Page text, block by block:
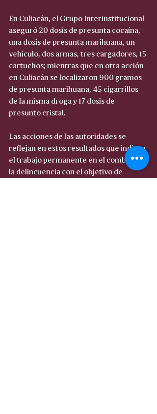
En Culiacán, el Grupo Interinstitucional
aseguró 20 dosis de presunta cocaína,
una dosis de presunta marihuana, un
vehículo, dos armas, tres cargadores, 15
cartuchos; mientras que en otra acción
en Culiacán se localizaron 900 gramos
de presunta marihuana, 45 cigarrillos
de la misma droga y 17 dosis de
presunto cristal.
Las acciones de las autoridades se
reflejan en estos resultados que indican
el trabajo permanente en el combate a
la delincuencia con el objetivo de